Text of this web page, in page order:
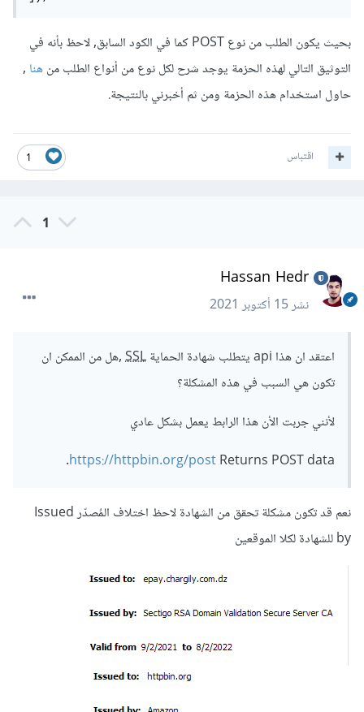
بحيث يكون الطلب من نوع POST كما في الكود السابق, لاحظ بأنه في
التوثيق التالي لهذه الحزمة يوجد شرح لكل نوع من أنواع الطلب منهنا,
حاول استخدام هذه الحزمة ومن ثم أخبرني بالنتيجة.
1 اقتباس
1
Hassan Hedr
نشر15 أكتوبر 2021
اعتقد ان هذا api يتطلب شهادة الحماية SSL,هل من الممكن ان
تكون هي السبب في هذه المشكلة؟
لأنني جربت الأن هذا الرابط يعمل بشكل عادي
https://httpbin.org/postReturns POST data.
نعم قد تكون مشكلة تحقق من الشهادة لاحظ اختلاف المُصدّر Issued
by للشهادة لكلا الموقعين